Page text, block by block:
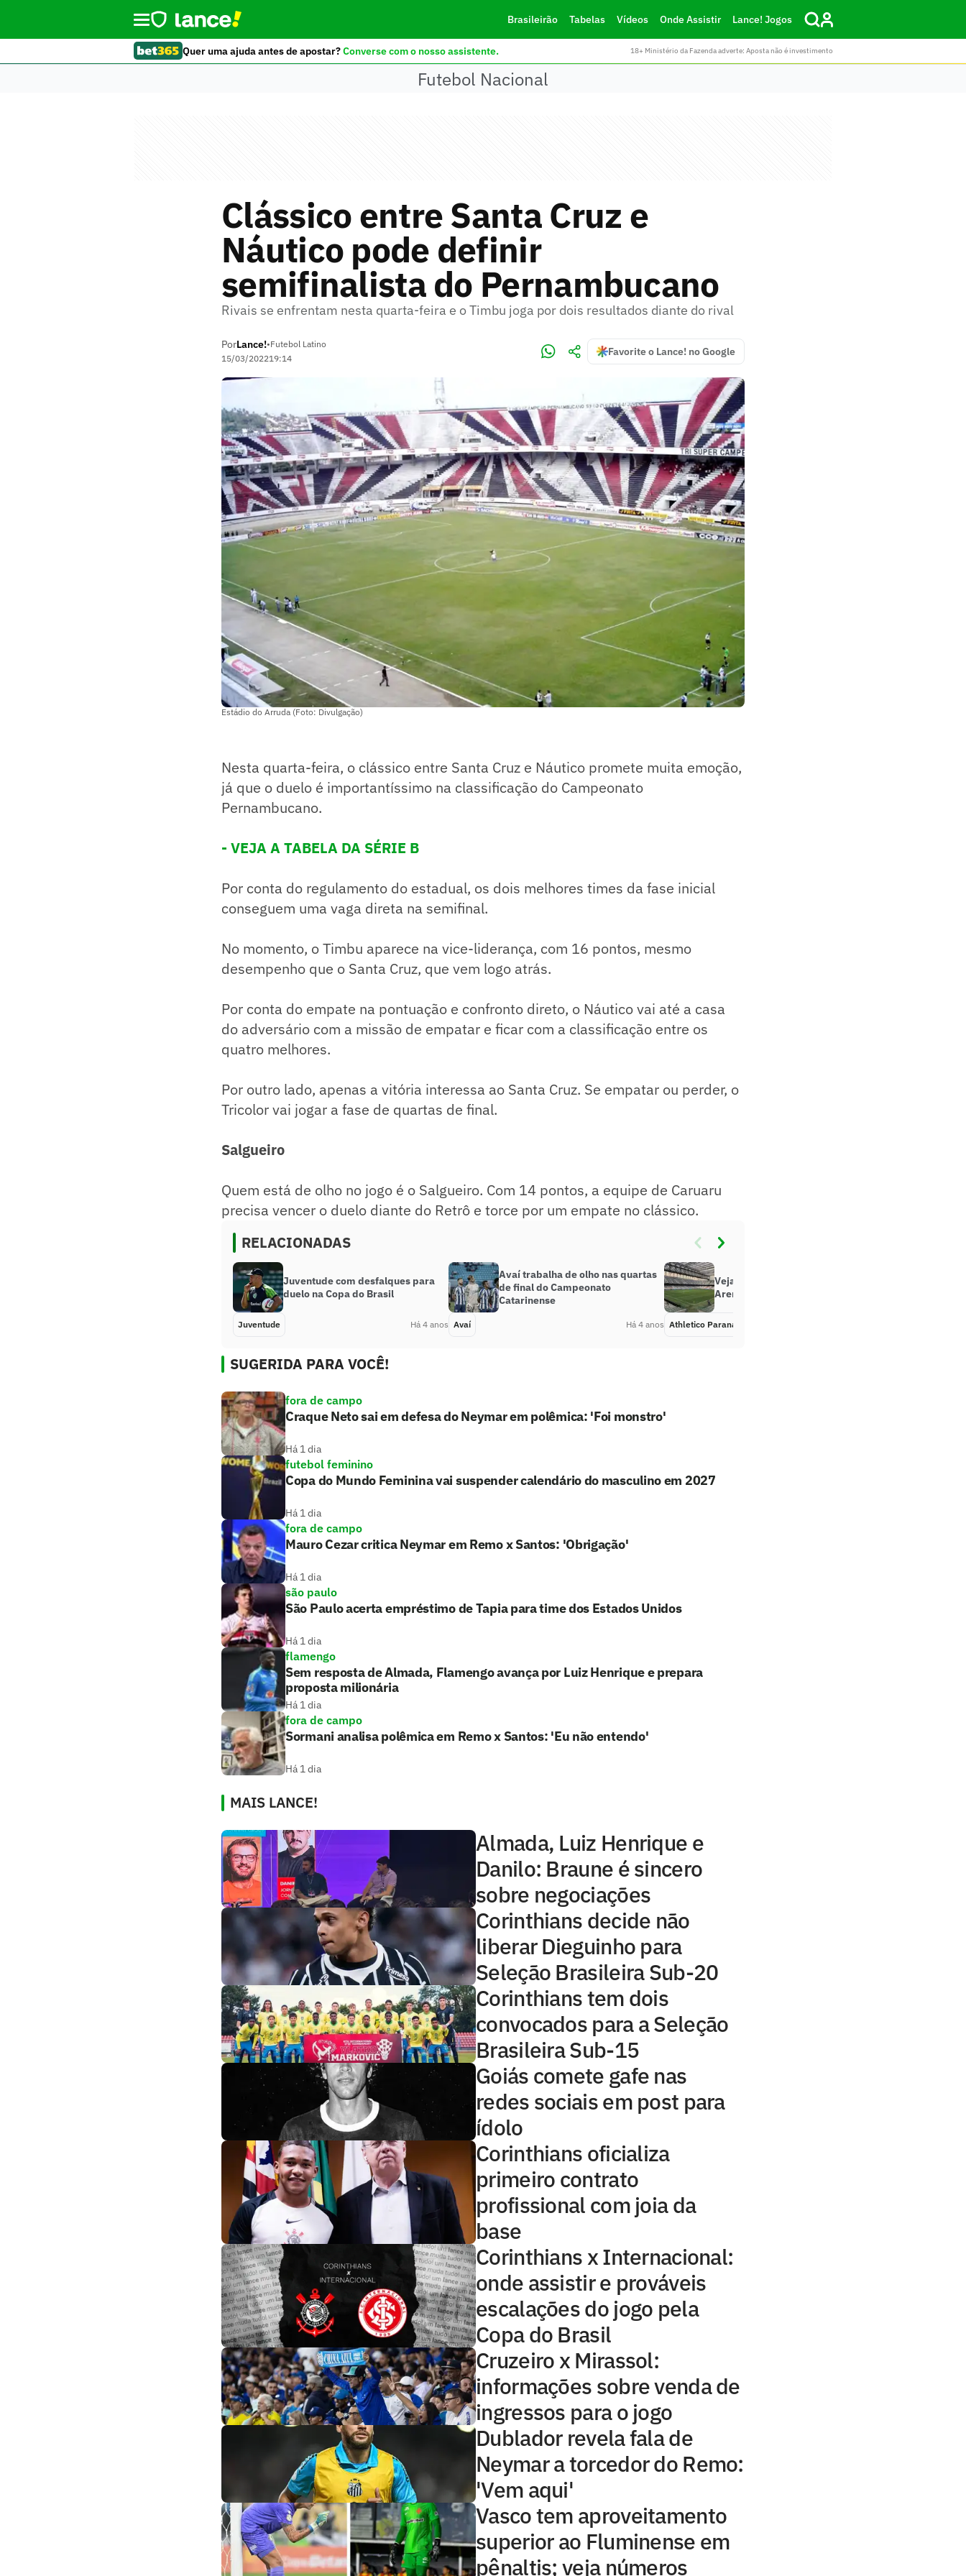
Brasileirão Tabelas Vídeos Onde Assistir Lance! Jogos
Quer uma ajuda antes de apostar?Converse com o nosso assistente. 18+ Ministério da Fazenda adverte: Aposta não é investimento
Futebol Nacional
Clássico entre Santa Cruz e
Náutico pode definir
semifinalista do Pernambucano
Rivais se enfrentam nesta quarta-feira e o Timbu joga por dois resultados diante do rival
PorLance!•Futebol Latino
15/03/202219:14
Favorite o Lance! no Google
Estádio do Arruda (Foto: Divulgação)
Nesta quarta-feira, o clássico entre Santa Cruz e Náutico promete muita emoção,
já que o duelo é importantíssimo na classificação do Campeonato
Pernambucano.
- VEJA A TABELA DA SÉRIE B
Por conta do regulamento do estadual, os dois melhores times da fase inicial
conseguem uma vaga direta na semifinal.
No momento, o Timbu aparece na vice-liderança, com 16 pontos, mesmo
desempenho que o Santa Cruz, que vem logo atrás.
Por conta do empate na pontuação e confronto direto, o Náutico vai até a casa
do adversário com a missão de empatar e ficar com a classificação entre os
quatro melhores.
Por outro lado, apenas a vitória interessa ao Santa Cruz. Se empatar ou perder, o
Tricolor vai jogar a fase de quartas de final.
Salgueiro
Quem está de olho no jogo é o Salgueiro. Com 14 pontos, a equipe de Caruaru
precisa vencer o duelo diante do Retrô e torce por um empate no clássico.
RELACIONADAS
Juventude com desfalques para
duelo na Copa do Brasil
Juventude Há 4 anos
Avaí trabalha de olho nas quartas
de final do Campeonato
Catarinense
Avaí Há 4 anos
Veja o desempenho do Athletico na
Arena da Baixada no Paranaense
Athletico Paranaense
SUGERIDA PARA VOCÊ!
fora de campo
Craque Neto sai em defesa do Neymar em polêmica: 'Foi monstro'
Há 1 dia
futebol feminino
Copa do Mundo Feminina vai suspender calendário do masculino em 2027
Há 1 dia
fora de campo
Mauro Cezar critica Neymar em Remo x Santos: 'Obrigação'
Há 1 dia
são paulo
São Paulo acerta empréstimo de Tapia para time dos Estados Unidos
Há 1 dia
flamengo
Sem resposta de Almada, Flamengo avança por Luiz Henrique e prepara
proposta milionária
Há 1 dia
fora de campo
Sormani analisa polêmica em Remo x Santos: 'Eu não entendo'
Há 1 dia
MAIS LANCE!
Almada, Luiz Henrique e
Danilo: Braune é sincero
sobre negociações
Corinthians decide não
liberar Dieguinho para
Seleção Brasileira Sub-20
Corinthians tem dois
convocados para a Seleção
Brasileira Sub-15
Goiás comete gafe nas
redes sociais em post para
ídolo
Corinthians oficializa
primeiro contrato
profissional com joia da
base
Corinthians x Internacional:
onde assistir e prováveis
escalações do jogo pela
Copa do Brasil
Cruzeiro x Mirassol:
informações sobre venda de
ingressos para o jogo
Dublador revela fala de
Neymar a torcedor do Remo:
'Vem aqui'
Vasco tem aproveitamento
superior ao Fluminense em
pênaltis; veja números